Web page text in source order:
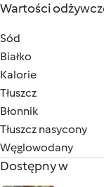
Wartości
Sód
Białko
Kalorie
Tłuszcz
Błonnik
Tłuszcz nasycony
Węglowodany
Dostępny w